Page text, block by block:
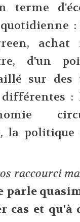
terme
:
achat
d'un
sur des
:
la politique
raccourci
parle
cas et qu'à